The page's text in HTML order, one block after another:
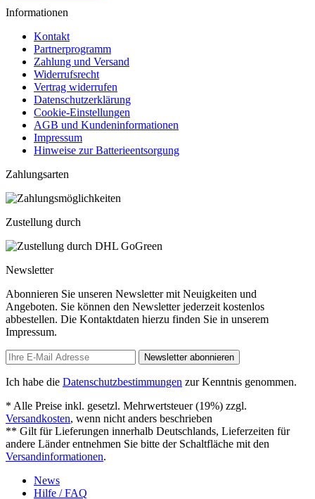
Informationen
Kontakt
Partnerprogramm
Zahlung und Versand
Widerrufsrecht
Vertrag widerrufen
Datenschutzerklärung
Cookie-Einstellungen
AGB und Kundeninformationen
Impressum
Hinweise zur Batterieentsorgung
Zahlungsarten
Zustellung durch
Newsletter
Abonnieren Sie unseren Newsletter mit Neuigkeiten und
Angeboten. Sie können den Newsletter jederzeit kostenlos
abbestellen. Die Kontaktdaten hierzu finden Sie in unserem
Impressum.
Newsletter abonnieren
Ich habe die Datenschutzbestimmungen zur Kenntnis genommen.
* Alle Preise inkl. gesetzl. Mehrwertsteuer (19%) zzgl.
Versandkosten, wenn nicht anders beschrieben
** Gilt für Lieferungen innerhalb Deutschlands, Lieferzeiten für
andere Länder entnehmen Sie bitte der Schaltfläche mit den
Versandinformationen.
News
Hilfe / FAQ